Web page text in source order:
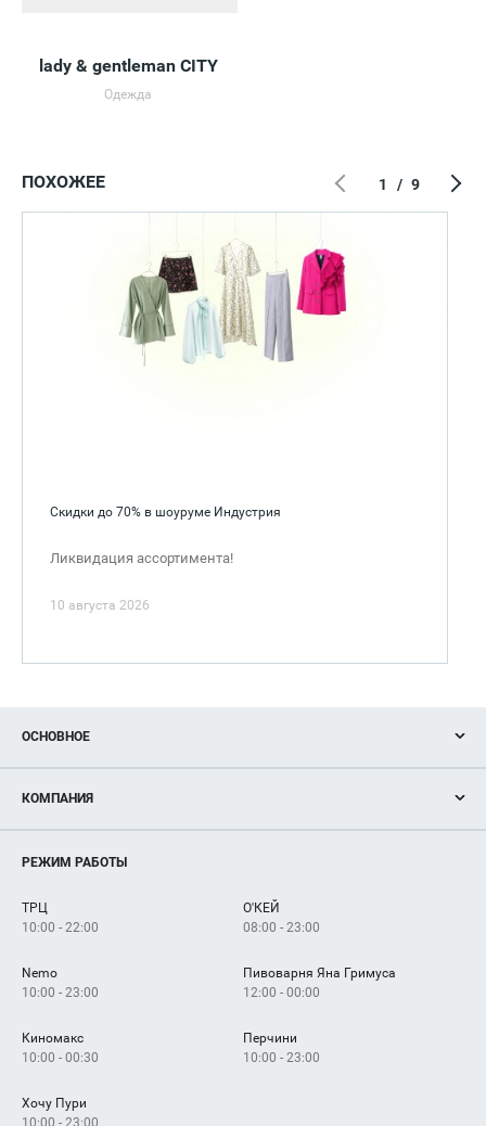
lady & gentleman CITY
Одежда
ПОХОЖЕЕ
Скидки до 70% в шоуруме Индустрия
Ликвидация ассортимента!
10 августа 2026
1 / 9
ОСНОВНОЕ
Новости
Магазины
Услуги
КОМПАНИЯ
Рекламодателям
Как добраться
РЕЖИМ РАБОТЫ
ТРЦ
10:00 - 22:00
О'КЕЙ
08:00 - 23:00
Nemo
10:00 - 23:00
Пивоварня Яна Гримуса
12:00 - 00:00
Киномакс
10:00 - 00:30
Перчини
10:00 - 23:00
Хочу Пури
10:00 - 23:00